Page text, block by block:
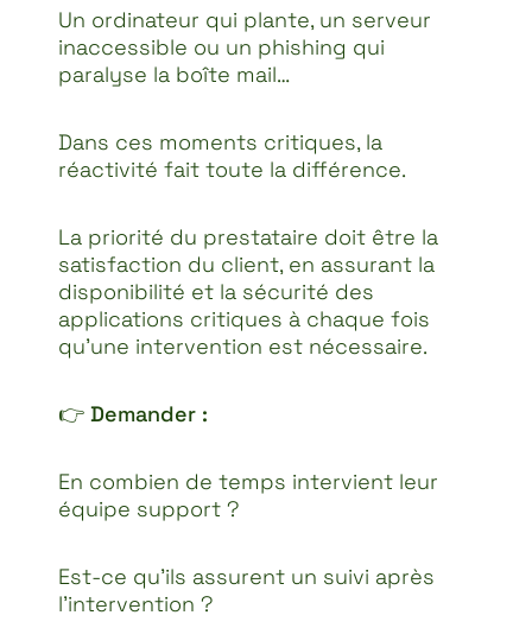
Un ordinateur qui plante, un serveur
inaccessible ou un phishing qui
paralyse la boîte mail…
Dans ces moments critiques, la
réactivité fait toute la différence.
La priorité du prestataire doit être la
satisfaction du client, en assurant la
disponibilité et la sécurité des
applications critiques à chaque fois
qu’une intervention est nécessaire.
👉 Demander :
En combien de temps intervient leur
équipe support ?
Est-ce qu’ils assurent un suivi après
l’intervention ?